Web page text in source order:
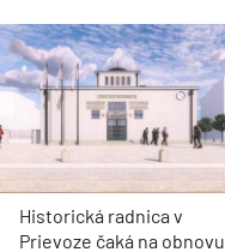
Historická radnica v
Prievoze čaká na obnovu.